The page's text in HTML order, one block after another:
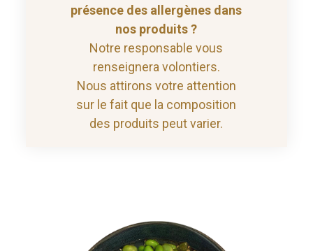
présence des allergènes dans
nos produits ?
Notre responsable vous
renseignera volontiers.
Nous attirons votre attention
sur le fait que la composition
des produits peut varier.